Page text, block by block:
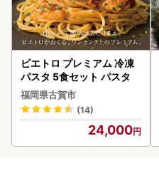
ピエトロ プレミアム 冷凍
パスタ 5食セット パスタ
福岡県古賀市
(14)
24,000